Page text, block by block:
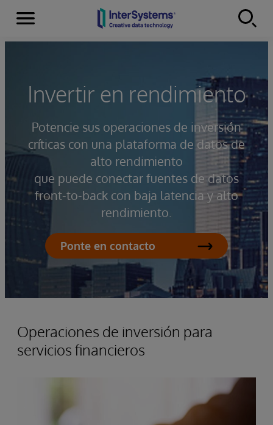
Skip to content
Secciones
Invertir en rendimiento
Potencie sus operaciones de inversión
críticas con una plataforma de datos de
alto rendimiento
que puede conectar fuentes de datos
front-to-back con baja latencia y alto
rendimiento.
Ponte en contacto
Operaciones de inversión para
servicios financieros